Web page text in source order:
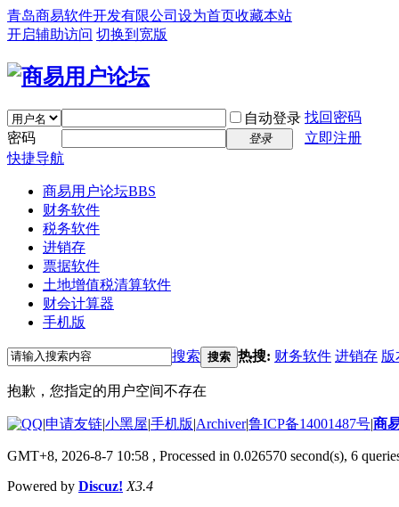
青岛商易软件开发有限公司 设为首页收藏本站
开启辅助访问 切换到宽版
自动登录 找回密码
密码
登录
立即注册
快捷导航
商易用户论坛BBS
财务软件
税务软件
进销存
票据软件
土地增值税清算软件
财会计算器
手机版
搜索 搜索 热搜: 财务软件 进销存 版
抱歉，您指定的用户空间不存在
|申请友链|小黑屋|手机版|Archiver|鲁ICP备14001487号|商
GMT+8, 2026-8-7 10:58 , Processed in 0.026570 second(s), 6
Powered by Discuz! X3.4